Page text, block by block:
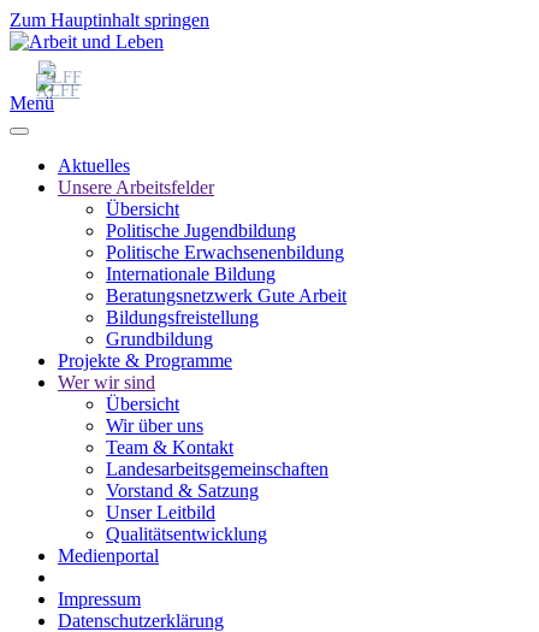
Zum Hauptinhalt springen
Menü
Aktuelles
Unsere Arbeitsfelder
Übersicht
Politische Jugendbildung
Politische Erwachsenenbildung
Internationale Bildung
Beratungsnetzwerk Gute Arbeit
Bildungsfreistellung
Grundbildung
Projekte & Programme
Wer wir sind
Übersicht
Wir über uns
Team & Kontakt
Landesarbeitsgemeinschaften
Vorstand & Satzung
Unser Leitbild
Qualitätsentwicklung
Medienportal
Impressum
Datenschutzerklärung